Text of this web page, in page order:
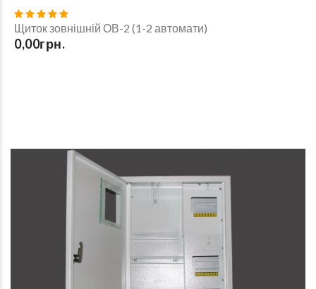
Щиток зовнішній ОВ-2 (1-2 автомати)
0,00грн.